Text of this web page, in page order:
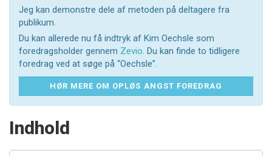
Jeg kan demonstre dele af metoden på deltagere fra
publikum.
Du kan allerede nu få indtryk af Kim Oechsle som
foredragsholder gennem Zevio. Du kan finde to tidligere
foredrag ved at søge på “Oechsle”.
HØR MERE OM OPLØS ANGST FOREDRAG
Indhold